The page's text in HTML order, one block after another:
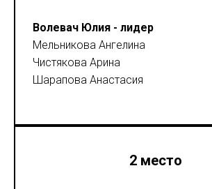
Волевач Юлия - лидер
Мельникова Ангелина
Чистякова Арина
Шарапова Анастасия
2 место